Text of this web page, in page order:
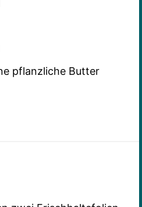
pflanzliche Butter